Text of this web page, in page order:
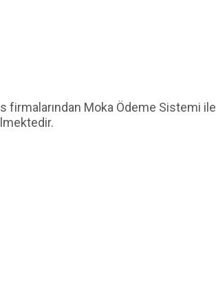
firmalarından Moka Ödeme Sistemi ile